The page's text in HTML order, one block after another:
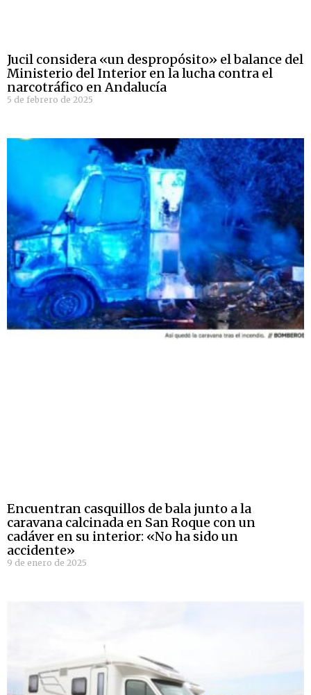
Jucil considera «un despropósito» el balance del
Ministerio del Interior en la lucha contra el
narcotráfico en Andalucía
5 de febrero de 2025
Encuentran casquillos de bala junto a la
caravana calcinada en San Roque con un
cadáver en su interior: «No ha sido un
accidente»
9 de enero de 2025